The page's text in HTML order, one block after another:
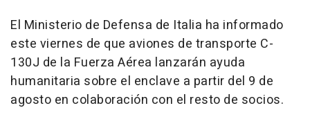
El Ministerio de Defensa de Italia ha informado
este viernes de que aviones de transporte C-
130J de la Fuerza Aérea lanzarán ayuda
humanitaria sobre el enclave a partir del 9 de
agosto en colaboración con el resto de socios.